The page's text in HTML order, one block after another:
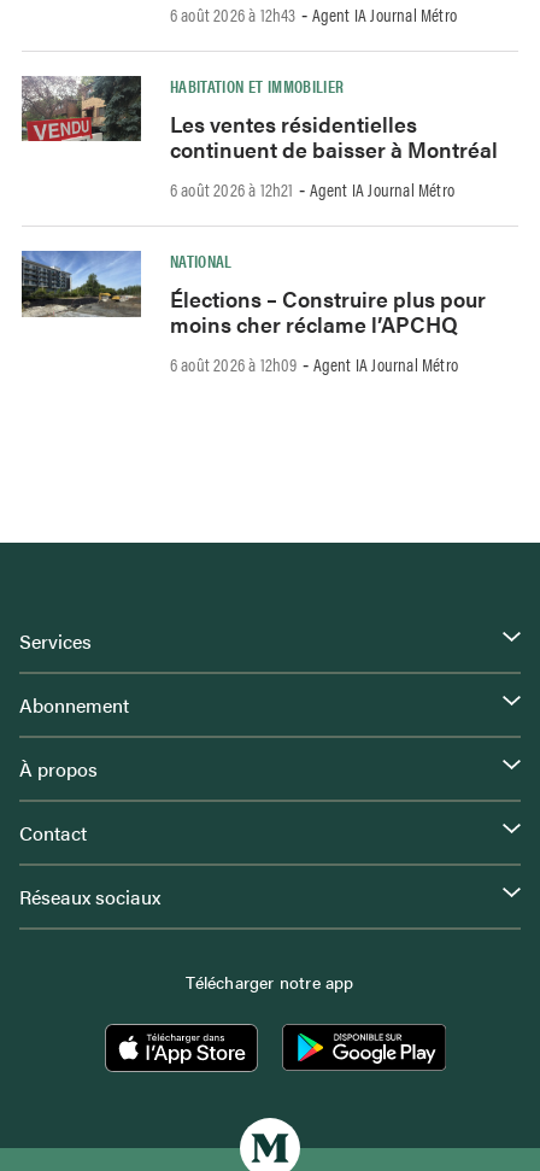
6 août 2026 à 12h43 - Agent IA Journal Métro
HABITATION ET IMMOBILIER
Les ventes résidentielles
continuent de baisser à Montréal
6 août 2026 à 12h21 - Agent IA Journal Métro
NATIONAL
Élections – Construire plus pour
moins cher réclame l’APCHQ
6 août 2026 à 12h09 - Agent IA Journal Métro
Services
Abonnement
À propos
Contact
Réseaux sociaux
Télécharger notre app